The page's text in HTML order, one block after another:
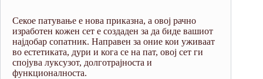
11.100 ден.
9.990 ден.
Секое патување е нова приказна, а овој рачно
изработен кожен сет е создаден за да биде вашиот
најдобар сопатник. Направен за оние кои уживаат
во естетиката, дури и кога се на пат, овој сет ги
спојува луксузот, долготрајноста и
функционалноста.